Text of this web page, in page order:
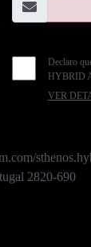
Declaro
HYBRID
VER
2820-690